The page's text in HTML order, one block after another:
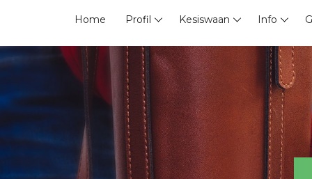
Home Profil Kesiswaan Info